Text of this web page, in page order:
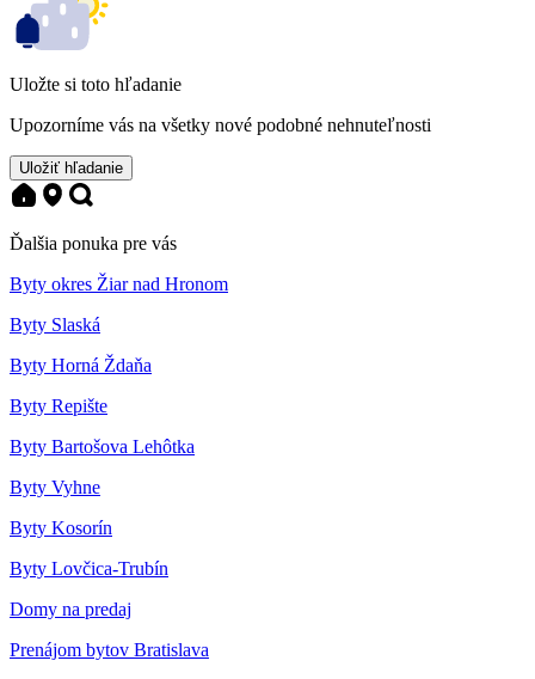
Uložte si toto hľadanie
Upozorníme vás na všetky nové podobné nehnuteľnosti
Uložiť hľadanie
Ďalšia ponuka pre vás
Byty okres Žiar nad Hronom
Byty Slaská
Byty Horná Ždaňa
Byty Repište
Byty Bartošova Lehôtka
Byty Vyhne
Byty Kosorín
Byty Lovčica-Trubín
Domy na predaj
Prenájom bytov Bratislava